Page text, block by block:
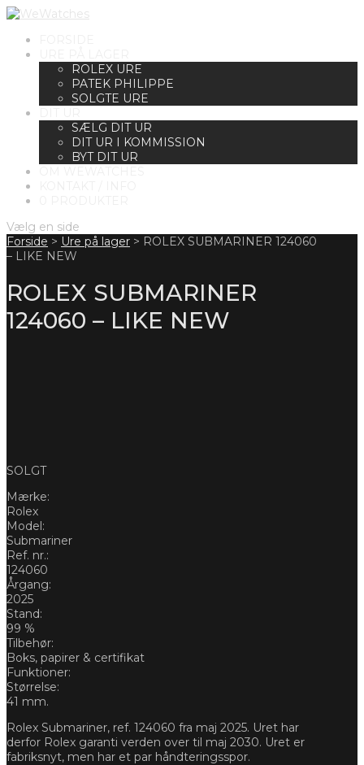
ROLEX URE
PATEK PHILIPPE
SOLGTE URE
SÆLG DIT UR
DIT UR I KOMMISSION
BYT DIT UR
Vælg en side
Forside > Ure på lager > ROLEX SUBMARINER 124060
– LIKE NEW
ROLEX SUBMARINER
124060 – LIKE NEW
SOLGT
Mærke:
Rolex
Model:
Submariner
Ref. nr.:
124060
Årgang:
2025
Stand:
99 %
Tilbehør:
Boks, papirer & certifikat
Funktioner:
Størrelse:
41 mm.
Rolex Submariner, ref. 124060 fra maj 2025. Uret har
derfor Rolex garanti verden over til maj 2030. Uret er
fabriksnyt, men har et par håndteringsspor.